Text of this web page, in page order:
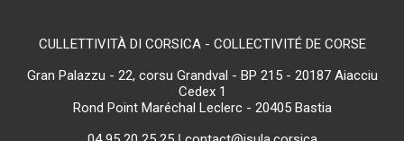
CULLETTIVITÀ DI CORSICA - COLLECTIVITÉ DE CORSE
Gran Palazzu - 22, corsu Grandval - BP 215 - 20187 Aiacciu
Cedex 1
Rond Point Maréchal Leclerc - 20405 Bastia